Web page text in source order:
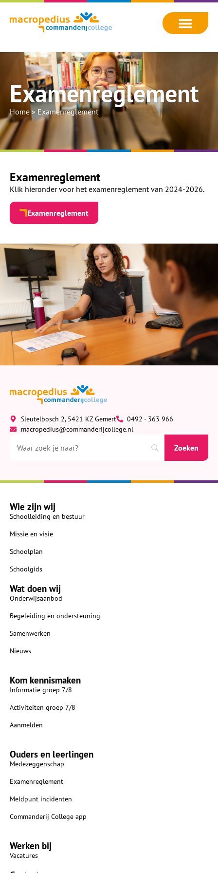
Examenreglement
Home» Examenreglement
Examenreglement
Klik hieronder voor het examenreglement van 2024-2026.
Examenreglement
Sleutelbosch 2, 5421 KZ Gemert
0492 - 363 966
macropedius@commanderijcollege.nl
Wie zijn wij
Schoolleiding en bestuur
Missie en visie
Schoolplan
Schoolgids
Wat doen wij
Onderwijsaanbod
Begeleiding en ondersteuning
Samenwerken
Nieuws
Kom kennismaken
Informatie groep 7/8
Activiteiten groep 7/8
Aanmelden
Ouders en leerlingen
Medezeggenschap
Examenreglement
Meldpunt incidenten
Commanderij College app
Werken bij
Vacatures